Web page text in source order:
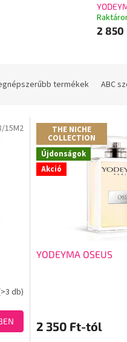
2
termékek ABC
db)
15M2 THE NICHE
COLLECTION
Újdonságok
Akció
YODEYMA OSEUS
értékelése
2 350 Ft-tól